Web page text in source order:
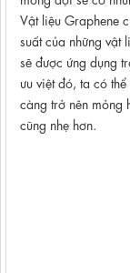
Vật liệu Graphene
suất của những vật
sẽ được ứng dụng
ưu việt đó, ta có
càng trở nên mỏng
cũng nhẹ hơn.